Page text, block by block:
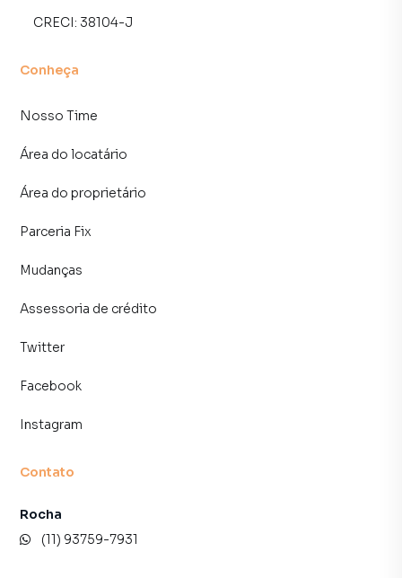
CRECI: 38104-J
Conheça
Nosso Time
Área do locatário
Área do proprietário
Parceria Fix
Mudanças
Assessoria de crédito
Twitter
Facebook
Instagram
Contato
Rocha
(11) 93759-7931